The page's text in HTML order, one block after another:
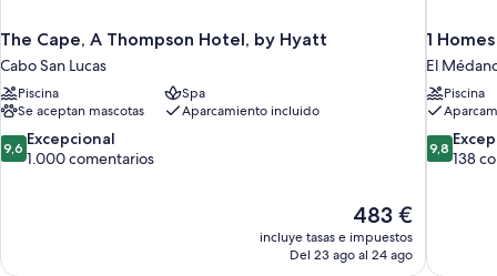
The Cape, A Thompson Hotel, by Hyatt
Cabo San Lucas
Piscina
Spa
Se aceptan mascotas
Aparcamiento incluido
9.6
sobre
9,6 Excepcional
1.000 comentarios
El
precio
actual
483 €
incluye tasas e impuestos
Del 23 ago al 24 ago
1
El
Piscina
9.8
sobre
9,8
138